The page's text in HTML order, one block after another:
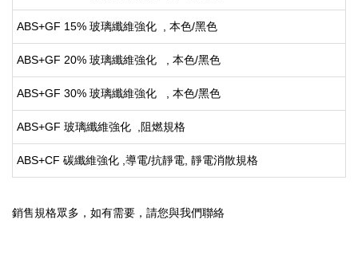
ABS+GF 15% 玻璃纖維強化 , 本色/黑色
ABS+GF 20% 玻璃纖維強化 , 本色/黑色
ABS+GF 30% 玻璃纖維強化 , 本色/黑色
ABS+GF 玻璃纖維強化 ,阻燃規格
ABS+CF 碳纖維強化 ,導電/抗靜電, 靜電消散規格
銷售規格眾多，如有需要，請您與我們聯絡